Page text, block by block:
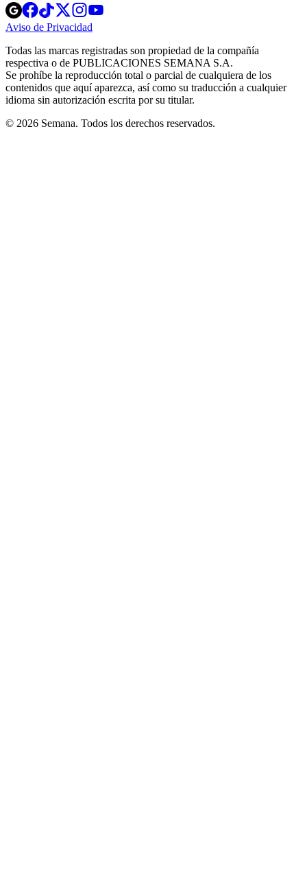
Opens
in
new
Opens
in
new
Opens
in
new
window
Opens
new
windowwindow
Aviso de Privacidad
new
window
Todas las marcas registradas son propiedad de la compañía
respectiva o de PUBLICACIONES SEMANA S.A.
Se prohíbe la reproducción total o parcial de cualquiera de los
contenidos que aquí aparezca, así como su traducción a cualquier
idioma sin autorización escrita por su titular.
© 2026 Semana. Todos los derechos reservados.